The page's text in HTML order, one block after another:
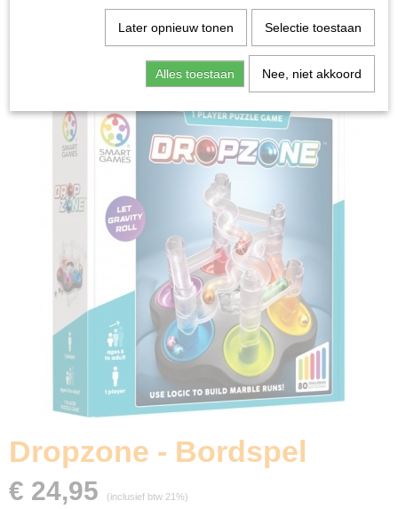
Spellen & Puzzels> Dropzone - Bordspel
Dropzone - Bordspel
€ 24,95 (inclusief btw 21%)
Later opnieuw tonen Selectie toestaan
Alles toestaan Nee, niet akkoord